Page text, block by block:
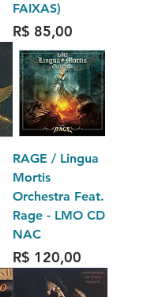
FAIXAS)
Preço
R$ 85,00
RAGE / Lingua
Mortis
Orchestra Feat.
Rage - LMO CD
NAC
Preço
R$ 120,00